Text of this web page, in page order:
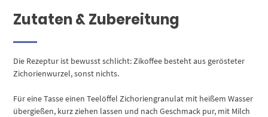
Zutaten & Zubereitung
Die Rezeptur ist bewusst schlicht: Zikoffee besteht aus gerösteter
Zichorienwurzel, sonst nichts.
Für eine Tasse einen Teelöffel Zichoriengranulat mit heißem Wasser
übergießen, kurz ziehen lassen und nach Geschmack pur, mit Milch